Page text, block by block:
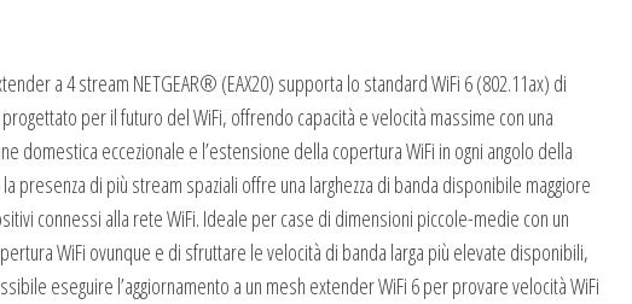
a 4 stream NETGEAR® (EAX20) supporta lo standard WiFi 6 (802.11ax) di
per il futuro del WiFi, offrendo capacità e velocità massime con una
domestica eccezionale e l’estensione della copertura WiFi in ogni angolo della
presenza di più stream spaziali offre una larghezza di banda disponibile maggiore
connessi alla rete WiFi. Ideale per case di dimensioni piccole-medie con un
WiFi ovunque e di sfruttare le velocità di banda larga più elevate disponibili,
eseguire l’aggiornamento a un mesh extender WiFi 6 per provare velocità WiFi